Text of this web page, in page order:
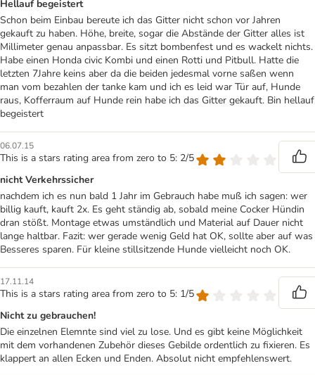
Hellauf begeistert
Schon beim Einbau bereute ich das Gitter nicht schon vor Jahren
gekauft zu haben. Höhe, breite, sogar die Abstände der Gitter alles ist
Millimeter genau anpassbar. Es sitzt bombenfest und es wackelt nichts.
Habe einen Honda civic Kombi und einen Rotti und Pitbull. Hatte die
letzten 7Jahre keins aber da die beiden jedesmal vorne saßen wenn
man vom bezahlen der tanke kam und ich es leid war Tür auf, Hunde
raus, Kofferraum auf Hunde rein habe ich das Gitter gekauft. Bin hellauf
begeistert
06.07.15
This is a stars rating area from zero to 5: 2/5
nicht Verkehrssicher
nachdem ich es nun bald 1 Jahr im Gebrauch habe muß ich sagen: wer
billig kauft, kauft 2x. Es geht ständig ab, sobald meine Cocker Hündin
dran stößt. Montage etwas umständlich und Material auf Dauer nicht
lange haltbar. Fazit: wer gerade wenig Geld hat OK, sollte aber auf was
Besseres sparen. Für kleine stillsitzende Hunde vielleicht noch OK.
17.11.14
This is a stars rating area from zero to 5: 1/5
Nicht zu gebrauchen!
Die einzelnen Elemnte sind viel zu lose. Und es gibt keine Möglichkeit
mit dem vorhandenen Zubehör dieses Gebilde ordentlich zu fixieren. Es
klappert an allen Ecken und Enden. Absolut nicht empfehlenswert.